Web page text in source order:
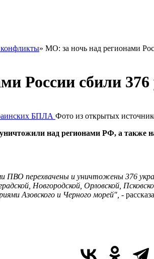
» МО: за ночь над регионами
России сбили
Фото из открытых
уничтожили над регионами РФ, а
перехвачены и уничтожены 376
Новгородской, Орловской,
Азовского и Черного морей", -